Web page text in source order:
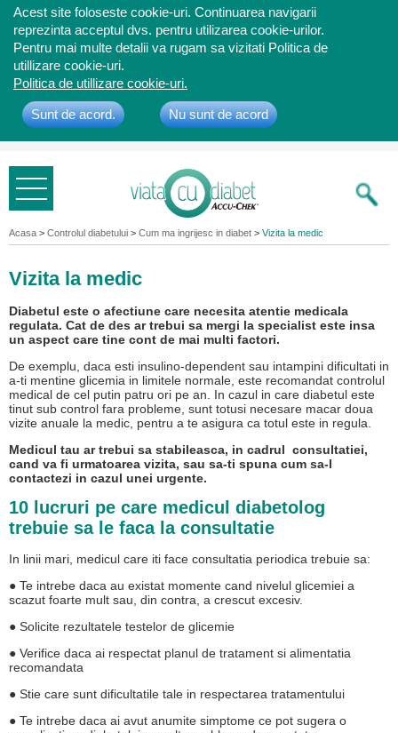
Acest site foloseste cookie-uri. Continuarea navigarii
reprezinta acceptul dvs. pentru utilizarea cookie-urilor.
Pentru mai multe detalii va rugam sa vizitati Politica de
utillizare cookie-uri.
Politica de utillizare cookie-uri.
Sunt de acord. Nu sunt de acord
Bine ati
venit
Acasa > Controlul diabetului > Cum ma ingrijesc in diabet > Vizita la medic
Vizita la medic
Diabetul este o afectiune care necesita atentie medicala
regulata. Cat de des ar trebui sa mergi la specialist este insa
un aspect care tine cont de mai multi factori.
De exemplu, daca esti insulino-dependent sau intampini dificultati in
a-ti mentine glicemia in limitele normale, este recomandat controlul
medical de cel putin patru ori pe an. In cazul in care diabetul este
tinut sub control fara probleme, sunt totusi necesare macar doua
vizite anuale la medic, pentru a te asigura ca totul este in regula.
Medicul tau ar trebui sa stabileasca, in cadrul consultatiei,
cand va fi urmatoarea vizita, sau sa-ti spuna cum sa-l
contactezi in cazul unei urgente.
10 lucruri pe care medicul diabetolog
trebuie sa le faca la consultatie
In linii mari, medicul care iti face consultatia periodica trebuie sa:
● Te intrebe daca au existat momente cand nivelul glicemiei a
scazut foarte mult sau, din contra, a crescut excesiv.
● Solicite rezultatele testelor de glicemie
● Verifice daca ai respectat planul de tratament si alimentatia
recomandata
● Stie care sunt dificultatile tale in respectarea tratamentului
● Te intrebe daca ai avut anumite simptome ce pot sugera o